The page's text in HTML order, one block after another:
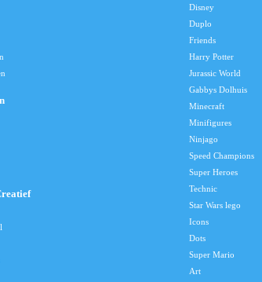
Disney
Duplo
Friends
Harry Potter
Jurassic World
Gabbys Dolhuis
Minecraft
Minifigures
Ninjago
Speed Champions
Super Heroes
Technic
Star Wars lego
Icons
Dots
Super Mario
Art